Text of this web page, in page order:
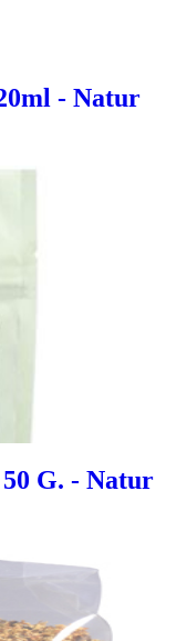
- Natur
G. - Natur